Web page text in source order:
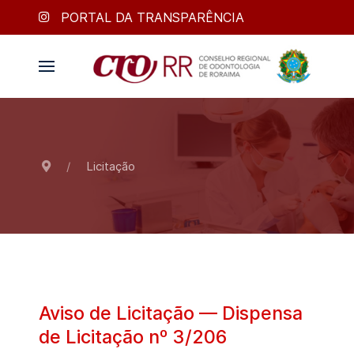
PORTAL DA TRANSPARÊNCIA
Licitação
Aviso de Licitação — Dispensa
de Licitação nº 3/206